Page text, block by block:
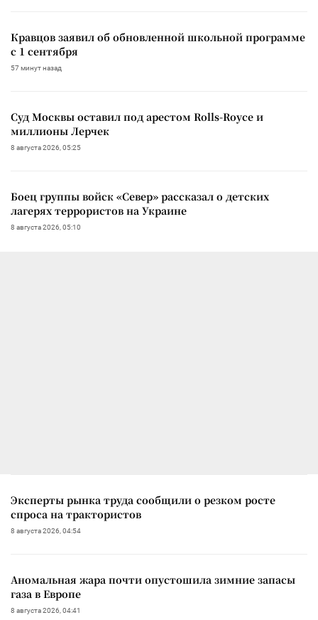
Кравцов заявил об обновленной школьной программе
с 1 сентября
57 минут назад
Суд Москвы оставил под арестом Rolls-Royce и
миллионы Лерчек
8 августа 2026, 05:25
Боец группы войск «Север» рассказал о детских
лагерях террористов на Украине
8 августа 2026, 05:10
Эксперты рынка труда сообщили о резком росте
спроса на трактористов
8 августа 2026, 04:54
Аномальная жара почти опустошила зимние запасы
газа в Европе
8 августа 2026, 04:41